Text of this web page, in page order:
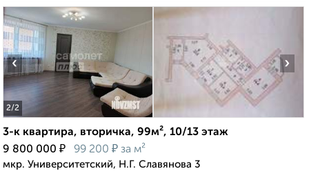
2/2
‹ ›
3-к квартира, вторичка, 99м², 10/13 этаж
9 800 000 ₽ 99 200 ₽ за м²
мкр. Университетский, Н.Г. Славянова 3